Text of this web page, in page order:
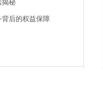
揭秘
背后的权益保障